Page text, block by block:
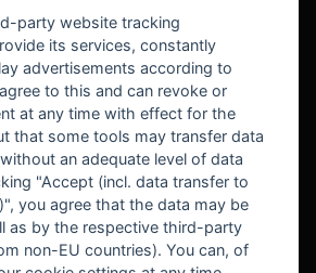
party website tracking
its services, constantly
advertisements according to
to this and can revoke or
at any time with effect for the
that some tools may transfer data
an adequate level of data
"Accept (incl. data transfer to
you agree that the data may be
as by the respective third-party
non-EU countries). You can, of